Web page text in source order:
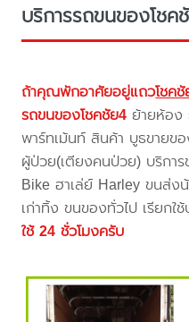
บริการรถขนของโชค
ถ้าคุณพักอาศัยอยู่แถวโชค
รถขนของโชคชัย4 ย้ายห้อง
พาร์ทเม้นท์ สินค้า บูธขายข
ผู้ป่วย(เตียงคนป่วย) บริกา
Bike ฮาเล่ย์ Harley ขนส่
เก่าทิ้ง ขนของทั่วไป เรียกใช้
ใช้ 24 ชั่วโมงครับ